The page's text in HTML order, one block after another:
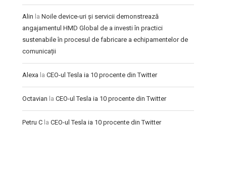
Alin la Noile device-uri și servicii demonstrează
angajamentul HMD Global de a investi în practici
sustenabile în procesul de fabricare a echipamentelor de
comunicații
Alexa la CEO-ul Tesla ia 10 procente din Twitter
Octavian la CEO-ul Tesla ia 10 procente din Twitter
Petru C la CEO-ul Tesla ia 10 procente din Twitter